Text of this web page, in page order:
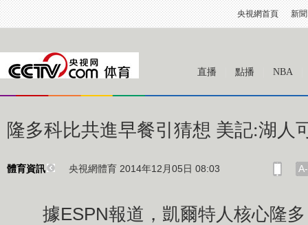
央視網首頁 新聞
直播 點播 NBA
隆多科比共進早餐引猜想 美記:湖人
體育資訊 央視網體育 2014年12月05日 08:03 A-
據ESPN報道，凱爾特人核心隆多